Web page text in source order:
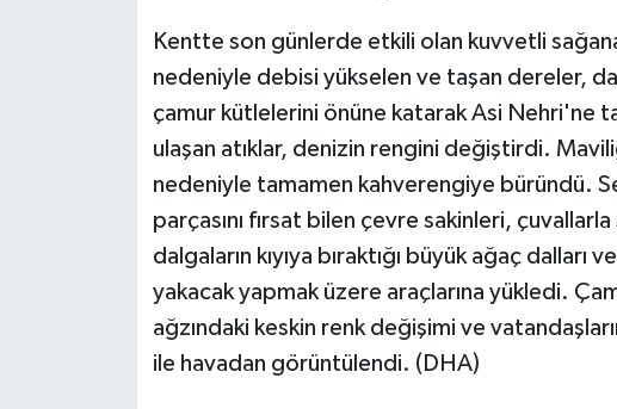
Kentte son günlerde etkili olan kuvvetli
nedeniyle debisi yükselen ve taşan dereler,
çamur kütlelerini önüne katarak Asi Nehri'ne
ulaşan atıklar, denizin rengini değiştirdi.
nedeniyle tamamen kahverengiye büründü.
parçasını fırsat bilen çevre sakinleri,
dalgaların kıyıya bıraktığı büyük ağaç dalları
yakacak yapmak üzere araçlarına yükledi.
ağzındaki keskin renk değişimi ve
ile havadan görüntülendi. (DHA)